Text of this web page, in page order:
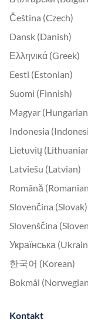
Čeština (Czech)
Dansk (Danish)
Ελληνικά (Greek)
Eesti (Estonian)
Suomi (Finnish)
Magyar
Indonesia
Lietuvių
Latviešu (Latvian)
Română
Slovenčina (Slovak)
Slovenščina
Українська
한국어 (Korean)
Bokmål
Kontakt